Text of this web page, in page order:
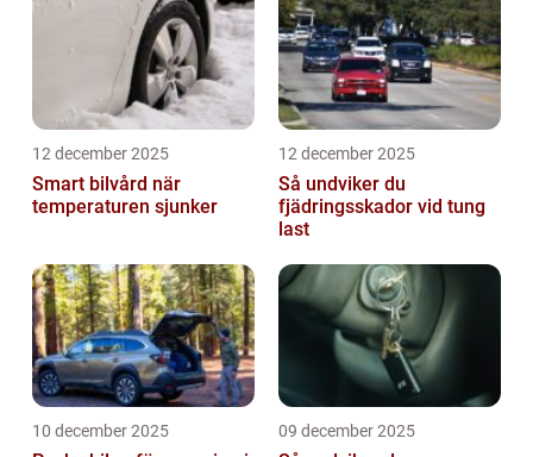
12 december 2025
Smart bilvård när
temperaturen sjunker
12 december 2025
Så undviker du
fjädringsskador vid tung
last
10 december 2025 09 december 2025